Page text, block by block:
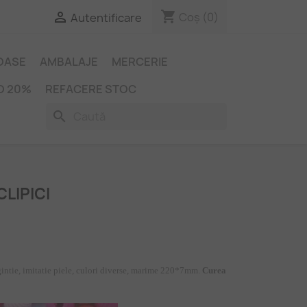
 Autentificare shopping_cart Coș (0)
AMBALAJE
MERCERIE
20%
REFACERE STOC
search
imitatie piele, culori diverse, marime 220*7mm. Curea